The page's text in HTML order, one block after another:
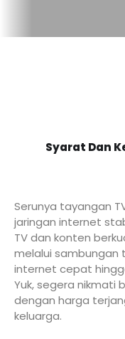
Syarat Dan
Serunya tayangan
jaringan internet
TV dan konten
melalui sambungan
internet cepat
Yuk, segera nikmati
dengan harga
keluarga.